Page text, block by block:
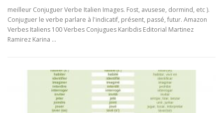
meilleur Conjuguer Verbe Italien Images. Fost, avusese, dormind, etc ).
Conjuguer le verbe parlare à l'indicatif, présent, passé, futur. Amazon
Verbes Italiens 100 Verbes Conjugues Karibdis Editorial Martinez
Ramirez Karina …